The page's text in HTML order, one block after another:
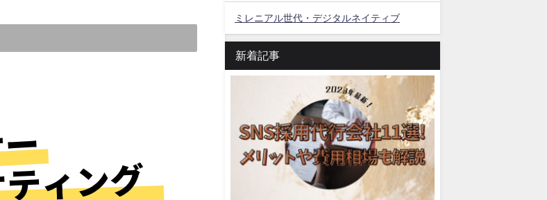
ミレニアル世代・デジタルネイティブ
新着記事